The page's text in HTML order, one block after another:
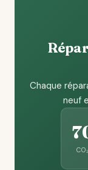
Chaque
neuf